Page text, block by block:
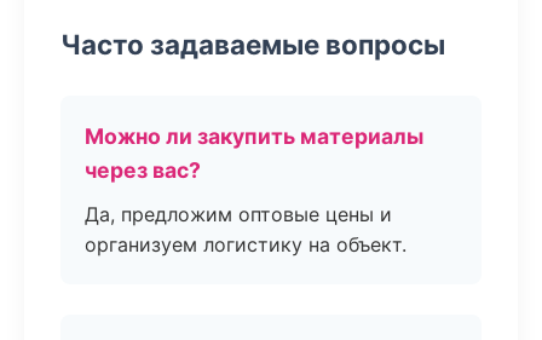
Часто задаваемые вопросы
Можно ли закупить материалы
через вас?
Да, предложим оптовые цены и
организуем логистику на объект.